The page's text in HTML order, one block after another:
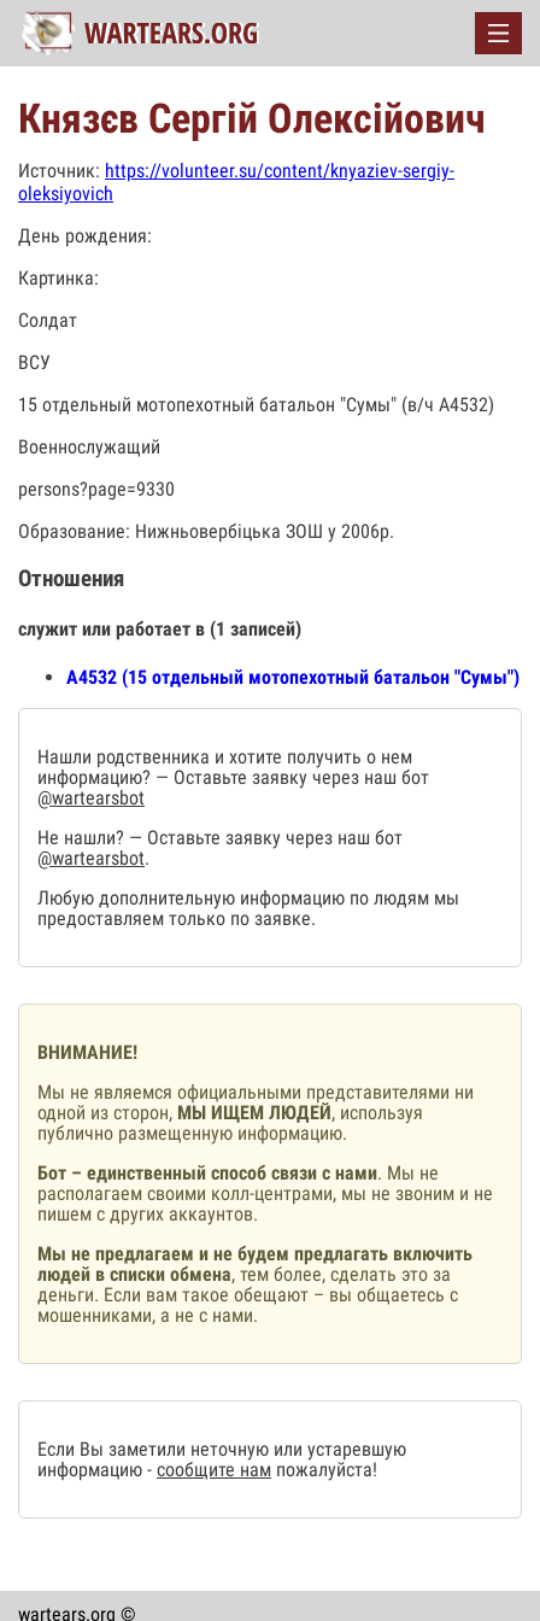
Князєв Сергій Олексійович
Источник: https://volunteer.su/content/knyaziev-sergiy-
oleksiyovich
День рождения:
Картинка:
Солдат
ВСУ
15 отдельный мотопехотный батальон "Сумы" (в/ч А4532)
Военнослужащий
persons?page=9330
Образование: Нижньовербіцька ЗОШ у 2006р.
Отношения
служит или работает в (1 записей)
А4532 (15 отдельный мотопехотный батальон "Сумы")
Нашли родственника и хотите получить о нем
информацию? — Оставьте заявку через наш бот
@wartearsbot
Не нашли? — Оставьте заявку через наш бот
@wartearsbot.
Любую дополнительную информацию по людям мы
предоставляем только по заявке.
ВНИМАНИЕ!
Мы не являемся официальными представителями ни
одной из сторон, МЫ ИЩЕМ ЛЮДЕЙ, используя
публично размещенную информацию.
Бот – единственный способ связи с нами. Мы не
располагаем своими колл-центрами, мы не звоним и не
пишем с других аккаунтов.
Мы не предлагаем и не будем предлагать включить
людей в списки обмена, тем более, сделать это за
деньги. Если вам такое обещают – вы общаетесь с
мошенниками, а не с нами.
Если Вы заметили неточную или устаревшую
информацию - сообщите нам пожалуйста!
wartears.org ©